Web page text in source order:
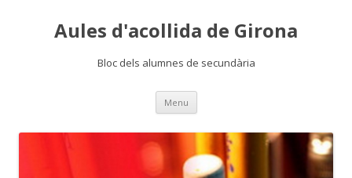
Aules d'acollida de Girona
Bloc dels alumnes de secundària
Menu Skip
content